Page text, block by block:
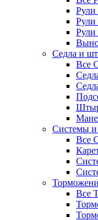
Рули
Седла и
Все
Системы и
Все
Все